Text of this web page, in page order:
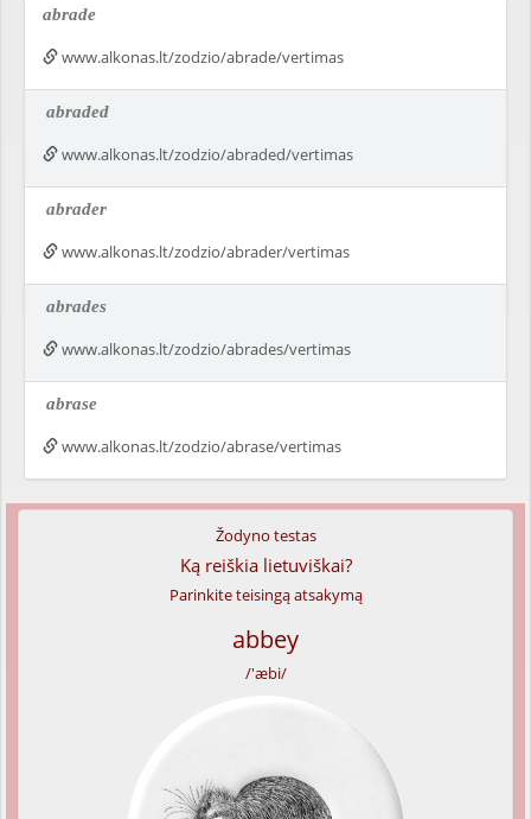
abrade
www.alkonas.lt/zodzio/abrade/vertimas
abraded
www.alkonas.lt/zodzio/abraded/vertimas
abrader
www.alkonas.lt/zodzio/abrader/vertimas
abrades
www.alkonas.lt/zodzio/abrades/vertimas
abrase
www.alkonas.lt/zodzio/abrase/vertimas
Žodyno testas
Ką reiškia lietuviškai?
Parinkite teisingą atsakymą
abbey
/'æbi/